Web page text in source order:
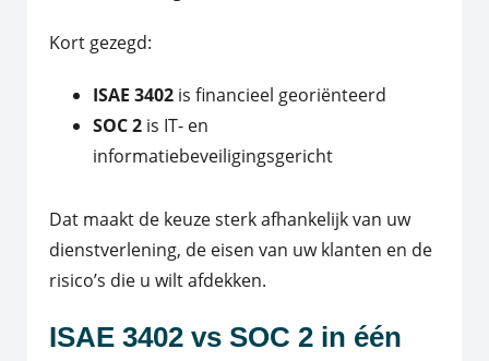
Kort gezegd:
ISAE 3402 is financieel georiënteerd
SOC 2 is IT- en
informatiebeveiligingsgericht
Dat maakt de keuze sterk afhankelijk van uw
dienstverlening, de eisen van uw klanten en de
risico’s die u wilt afdekken.
ISAE 3402 vs SOC 2 in één